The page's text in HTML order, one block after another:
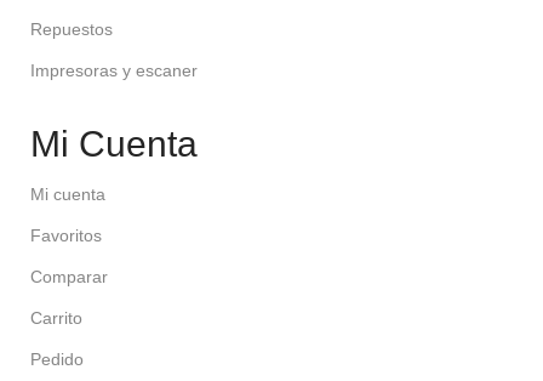
Repuestos
Impresoras y escaner
Mi Cuenta
Mi cuenta
Favoritos
Comparar
Carrito
Pedido